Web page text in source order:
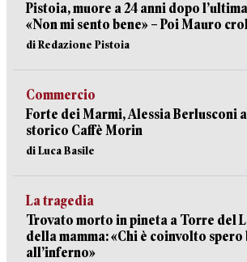
Pistoia, muore a 24 anni dopo
«Non mi sento bene» – Poi Mauro
di Redazione Pistoia
Commercio
Forte dei Marmi, Alessia Berlusconi
storico Caffè Morin
di Luca Basile
La tragedia
Trovato morto in pineta a Torre del
della mamma: «Chi è coinvolto spero
all’inferno»